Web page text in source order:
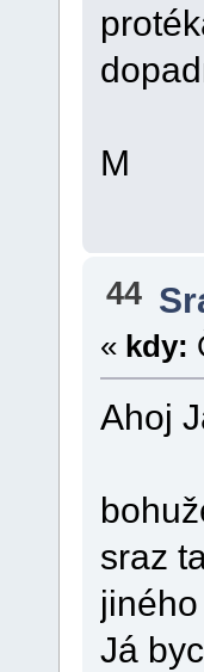
M
44
« kdy:
Ahoj
sraz
Já